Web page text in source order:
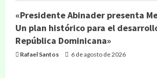
«Presidente Abinader presenta
Un plan histórico para el
República Dominicana»
Rafael Santos 6 de agosto de 2026